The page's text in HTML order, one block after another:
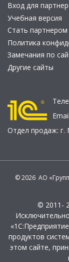
Вход для
Учебная версия
Стать партнером
Политика
Замечания по
Другие сайты
Отдел продаж: г.
© 2026 АО
© 2011-
продуктов
этом сайте,